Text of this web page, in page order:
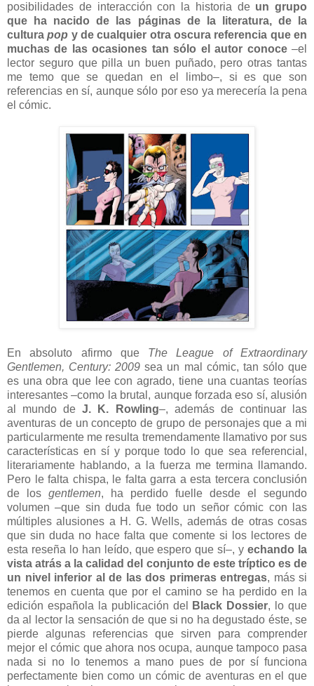
posibilidades de interacción con la historia de un grupo
que ha nacido de las páginas de la literatura, de la
culturapop y de cualquier otra oscura referencia que en
muchas de las ocasiones tan sólo el autor conoce–el
lector seguro que pilla un buen puñado, pero otras tantas
me temo que se quedan en el limbo–, si es que son
referencias en sí, aunque sólo por eso ya merecería la pena
el cómic.
En absoluto afirmo que The League of Extraordinary
Gentlemen, Century: 2009 sea un mal cómic, tan sólo que
es una obra que lee con agrado, tiene una cuantas teorías
interesantes –como la brutal, aunque forzada eso sí, alusión
al mundo deJ. K. Rowling–, además de continuar las
aventuras de un concepto de grupo de personajes que a mi
particularmente me resulta tremendamente llamativo por sus
características en sí y porque todo lo que sea referencial,
literariamente hablando, a la fuerza me termina llamando.
Pero le falta chispa, le falta garra a esta tercera conclusión
de los gentlemen, ha perdido fuelle desde el segundo
volumen –que sin duda fue todo un señor cómic con las
múltiples alusiones a H. G. Wells, además de otras cosas
que sin duda no hace falta que comente si los lectores de
esta reseña lo han leído, que espero que sí–, yechando la
vista atrás a la calidad del conjunto de este tríptico es de
un nivel inferior al de las dos primeras entregas, más si
tenemos en cuenta que por el camino se ha perdido en la
edición española la publicación del
Black Dossier, lo que
da al lector la sensación de que si no ha degustado éste, se
pierde algunas referencias que sirven para comprender
mejor el cómic que ahora nos ocupa, aunque tampoco pasa
nada si no lo tenemos a mano pues de por sí funciona
perfectamente bien como un cómic de aventuras en el que